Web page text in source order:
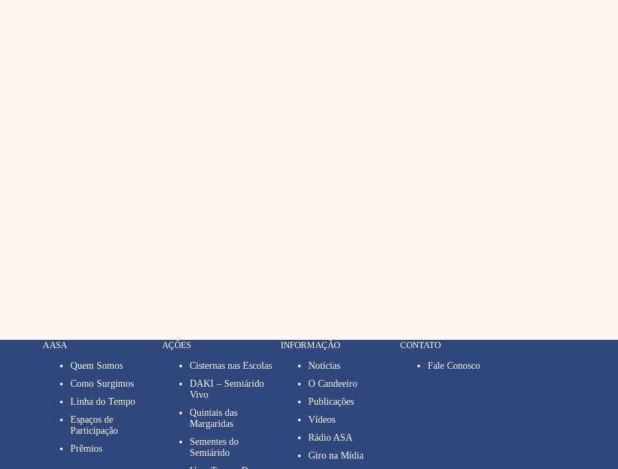
A ASA
Quem Somos
Como Surgimos
Linha do Tempo
Espaços de
Participação
Prêmios
AÇÕES
Cisternas nas Escolas
DAKI – Semiárido
Vivo
Quintais das
Margaridas
Sementes do
Semiárido
INFORMAÇÃO
Notícias
O Candeeiro
Publicações
Vídeos
Rádio ASA
Giro na Mídia
CONTATO
Fale Conosco